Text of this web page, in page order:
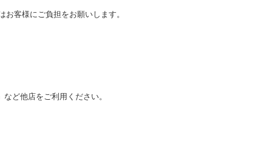
客様にご負担をお願いします。
ど他店をご利用ください。